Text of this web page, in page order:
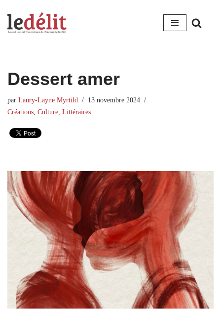
Aller
Dessert amer
par Laury-Layne Myrtild
13 novembre 2024
Créations Culture Littéraires